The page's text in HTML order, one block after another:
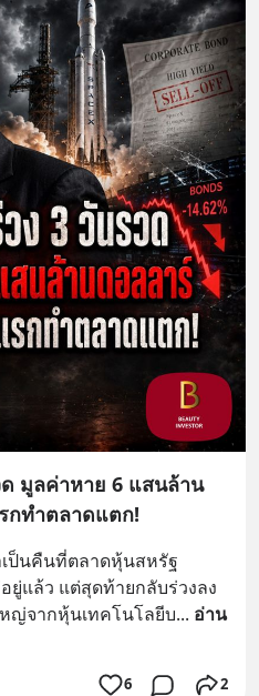
มูลค่าหาย 6 แสนล้าน
กทำตลาดแตก!
ป็นคืนที่ตลาดหุ้นสหรัฐ
ยู่แล้ว แต่สุดท้ายกลับร่วงลง
ญ่จากหุ้นเทคโนโลยีบ... อ่าน
6 2